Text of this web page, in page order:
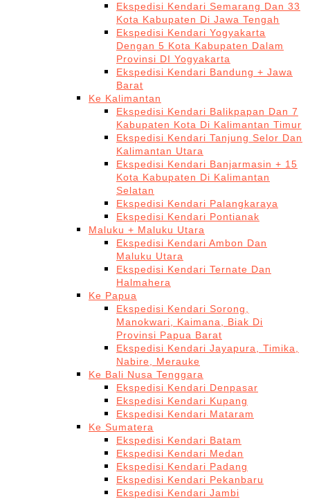
Ekspedisi Kendari Semarang Dan 33
Kota Kabupaten Di Jawa Tengah
Ekspedisi Kendari Yogyakarta
Dengan 5 Kota Kabupaten Dalam
Provinsi DI Yogyakarta
Ekspedisi Kendari Bandung + Jawa
Barat
Ke Kalimantan
Ekspedisi Kendari Balikpapan Dan 7
Kabupaten Kota Di Kalimantan Timur
Ekspedisi Kendari Tanjung Selor Dan
Kalimantan Utara
Ekspedisi Kendari Banjarmasin + 15
Kota Kabupaten Di Kalimantan
Selatan
Ekspedisi Kendari Palangkaraya
Ekspedisi Kendari Pontianak
Maluku + Maluku Utara
Ekspedisi Kendari Ambon Dan
Maluku Utara
Ekspedisi Kendari Ternate Dan
Halmahera
Ke Papua
Ekspedisi Kendari Sorong,
Manokwari, Kaimana, Biak Di
Provinsi Papua Barat
Ekspedisi Kendari Jayapura, Timika,
Nabire, Merauke
Ke Bali Nusa Tenggara
Ekspedisi Kendari Denpasar
Ekspedisi Kendari Kupang
Ekspedisi Kendari Mataram
Ke Sumatera
Ekspedisi Kendari Batam
Ekspedisi Kendari Medan
Ekspedisi Kendari Padang
Ekspedisi Kendari Pekanbaru
Ekspedisi Kendari Jambi